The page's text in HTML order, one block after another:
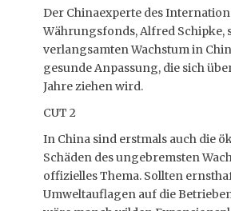
Der Chinaexperte des
Währungsfonds, Alfred Schipke,
verlangsamten Wachstum in
gesunde Anpassung, die sich
Jahre ziehen wird.
CUT 2
In China sind erstmals auch die
Schäden des ungebremsten
offizielles Thema. Sollten
Umweltauflagen auf die